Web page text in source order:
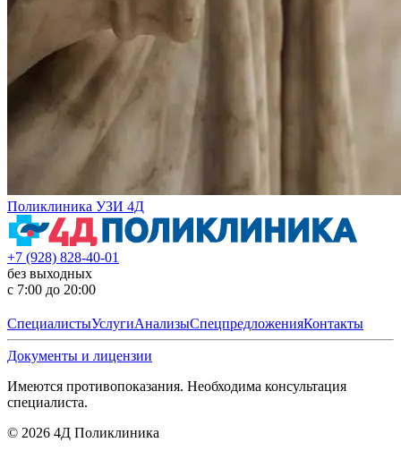
Поликлиника УЗИ 4Д
+7 (928) 828-40-01
без выходных
с 7:00 до 20:00
СпециалистыУслугиАнализыСпецпредложенияКонтакты
Документы и лицензии
Имеются противопоказания. Необходима консультация
специалиста.
© 2026 4Д Поликлиника